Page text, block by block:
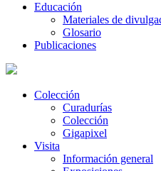
Educación
Materiales de
Glosario
Publicaciones
Colección
Curadurías
Colección
Gigapixel
Visita
Información general